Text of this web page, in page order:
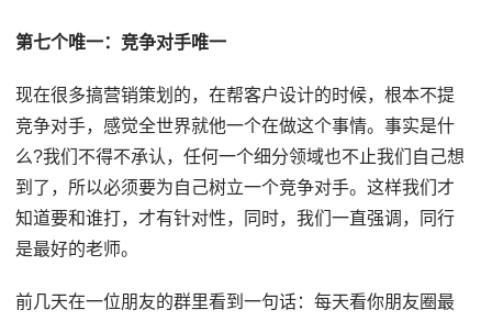
第七个唯一：竞争对手唯一
现在很多搞营销策划的，在帮客户设计的时候，根本不提
竞争对手，感觉全世界就他一个在做这个事情。事实是什
么?我们不得不承认，任何一个细分领域也不止我们自己想
到了，所以必须要为自己树立一个竞争对手。这样我们才
知道要和谁打，才有针对性，同时，我们一直强调，同行
是最好的老师。
前几天在一位朋友的群里看到一句话：每天看你朋友圈最